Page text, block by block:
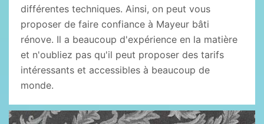
différentes techniques. Ainsi, on peut vous
proposer de faire confiance à Mayeur bâti
rénove. Il a beaucoup d'expérience en la matière
et n'oubliez pas qu'il peut proposer des tarifs
intéressants et accessibles à beaucoup de
monde.